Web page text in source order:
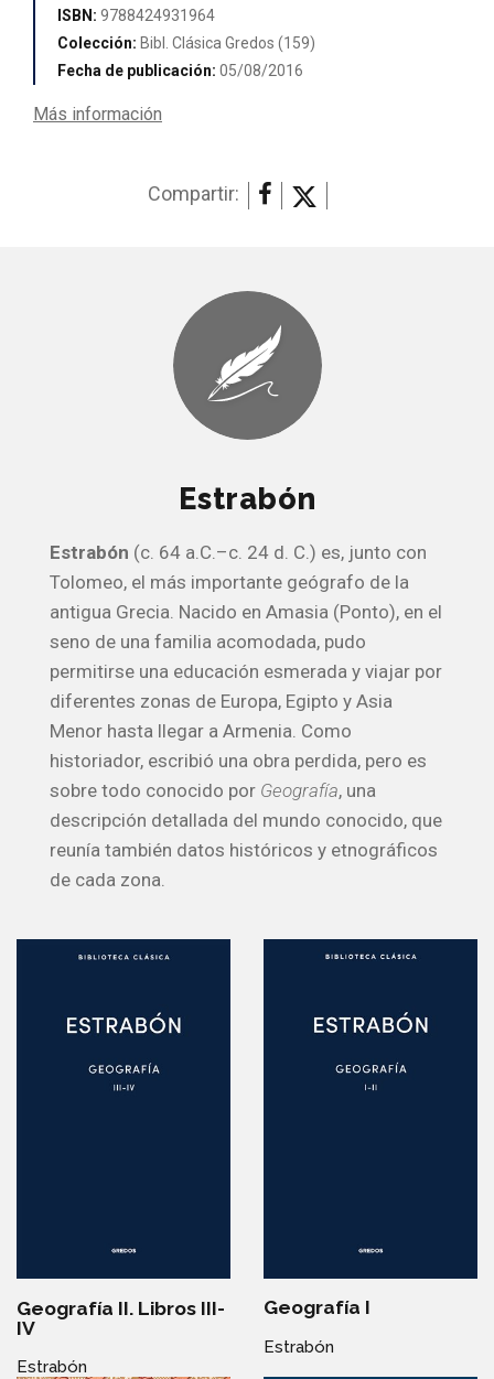
ISBN: 9788424931964
Colección: Bibl. Clásica Gredos (159)
Fecha de publicación: 05/08/2016
Más información
Compartir:
Estrabón
Estrabón (c. 64 a.C.–c. 24 d. C.) es, junto con
Tolomeo, el más importante geógrafo de la
antigua Grecia. Nacido en Amasia (Ponto), en el
seno de una familia acomodada, pudo
permitirse una educación esmerada y viajar por
diferentes zonas de Europa, Egipto y Asia
Menor hasta llegar a Armenia. Como
historiador, escribió una obra perdida, pero es
sobre todo conocido por Geografía, una
descripción detallada del mundo conocido, que
reunía también datos históricos y etnográficos
de cada zona.
Geografía II. Libros III-
IV
Estrabón
Geografía I
Estrabón